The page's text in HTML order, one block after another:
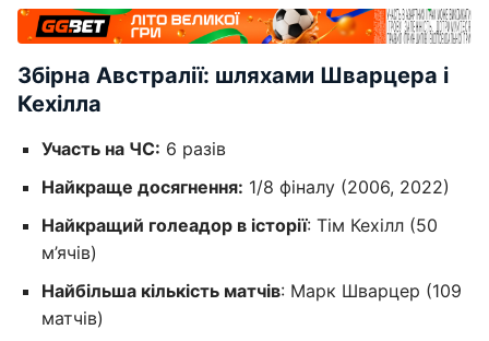
Збірна Австралії: шляхами Шварцера і
Кехілла
Участь на ЧС: 6 разів
Найкраще досягнення: 1/8 фіналу (2006, 2022)
Найкращий голеадор в історії: Тім Кехілл (50
м’ячів)
Найбільша кількість матчів: Марк Шварцер (109
матчів)